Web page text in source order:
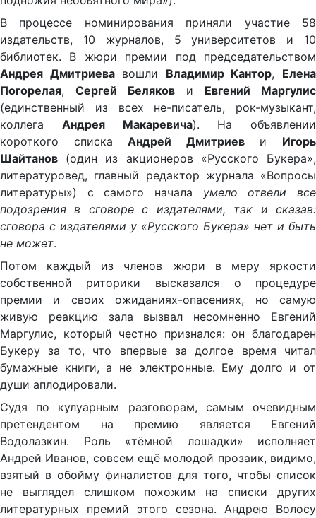
В процессе номинирования приняли участие 58
издательств, 10 журналов, 5 университетов и 10
библиотек. В жюри премии под председательством
Андрея Дмитриевавошли Владимир Кантор, Елена
Погорелая, Сергей Беляков и Евгений Маргулис
(единственный из всех не-писатель, рок-музыкант,
коллега Андрея Макаревича). На объявлении
короткого спискаАндрей Дмитриеви Игорь
Шайтанов (один из акционеров «Русского Букера»,
литературовед, главный редактор журнала «Вопросы
литературы») с самого начала умело отвели все
подозрения в сговоре с издателями, так и сказав:
сговора с издателями у «Русского Букера» нет и быть
не может.
Потом каждый из членов жюри в меру яркости
собственной риторики высказался о процедуре
премии и своих ожиданиях-опасениях, но самую
живую реакцию зала вызвал несомненно Евгений
Маргулис, который честно признался: он благодарен
Букеру за то, что впервые за долгое время читал
бумажные книги, а не электронные. Ему долго и от
души аплодировали.
Судя по кулуарным разговорам, самым очевидным
претендентом на премию является Евгений
Водолазкин. Роль «тёмной лошадки» исполняет
Андрей Иванов, совсем ещё молодой прозаик, видимо,
взятый в обойму финалистов для того, чтобы список
не выглядел слишком похожим на списки других
литературных премий этого сезона. Андрею Волосу